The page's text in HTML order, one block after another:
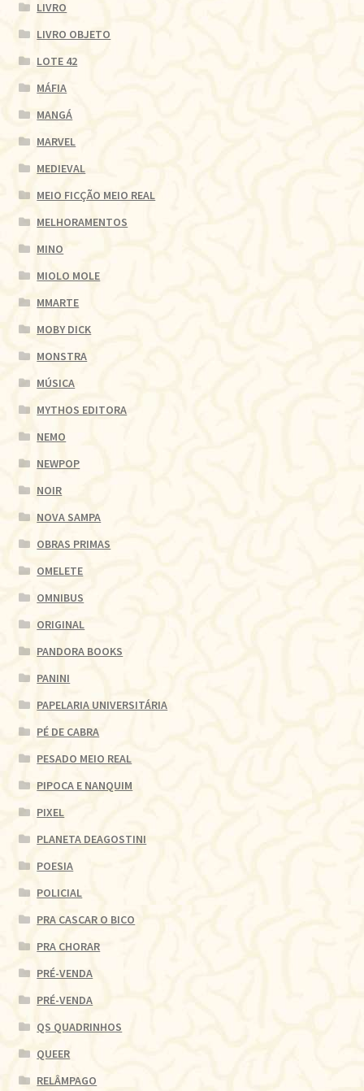
LIVRO
LIVRO OBJETO
LOTE 42
MÁFIA
MANGÁ
MARVEL
MEDIEVAL
MEIO FICÇÃO MEIO REAL
MELHORAMENTOS
MINO
MIOLO MOLE
MMARTE
MOBY DICK
MONSTRA
MÚSICA
MYTHOS EDITORA
NEMO
NEWPOP
NOIR
NOVA SAMPA
OBRAS PRIMAS
OMELETE
OMNIBUS
ORIGINAL
PANDORA BOOKS
PANINI
PAPELARIA UNIVERSITÁRIA
PÉ DE CABRA
PESADO MEIO REAL
PIPOCA E NANQUIM
PIXEL
PLANETA DEAGOSTINI
POESIA
POLICIAL
PRA CASCAR O BICO
PRA CHORAR
PRÉ-VENDA
PRÉ-VENDA
QS QUADRINHOS
QUEER
RELÂMPAGO